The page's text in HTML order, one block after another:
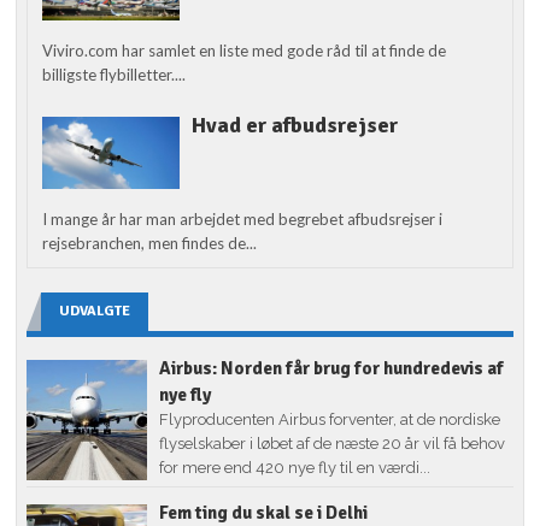
Viviro.com har samlet en liste med gode råd til at finde de
billigste flybilletter....
Hvad er afbudsrejser
I mange år har man arbejdet med begrebet afbudsrejser i
rejsebranchen, men findes de...
UDVALGTE
Airbus: Norden får brug for hundredevis af
nye fly
Flyproducenten Airbus forventer, at de nordiske
flyselskaber i løbet af de næste 20 år vil få behov
for mere end 420 nye fly til en værdi...
Fem ting du skal se i Delhi